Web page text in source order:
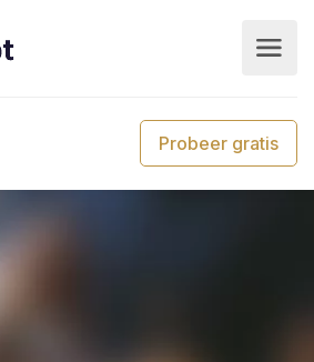
Probeer gratis